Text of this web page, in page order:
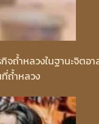
จถ้ำหลวงในฐานะจิตอา
ถ้ำหลวง